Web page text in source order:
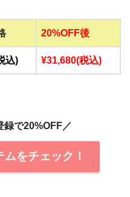
20%OFF後
込) ¥31,680(税込)
録で20%OFF／
をチェック！